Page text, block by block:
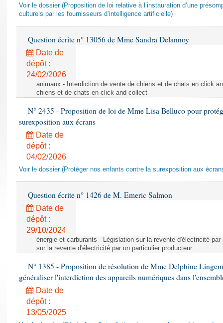
Voir le dossier (Proposition de loi relative à l’instauration d’une
culturels par les fournisseurs d’intelligence artificielle)
Question écrite n° 13056 de Mme Sandra Delannoy
Date de
dépôt :
24/02/2026
animaux - Interdiction de vente de chiens et de chats en click
chiens et de chats en click and collect
N° 2435 - Proposition de loi de Mme Lisa Belluco pour
surexposition aux écrans
Date de
dépôt :
04/02/2026
Voir le dossier (Protéger nos enfants contre la surexposition aux
Question écrite n° 1426 de M. Emeric Salmon
Date de
dépôt :
29/10/2024
énergie et carburants - Législation sur la revente d'électricité
sur la revente d'électricité par un particulier producteur
N° 1385 - Proposition de résolution de Mme Delphine
généraliser l'interdiction des appareils numériques dans
Date de
dépôt :
13/05/2025